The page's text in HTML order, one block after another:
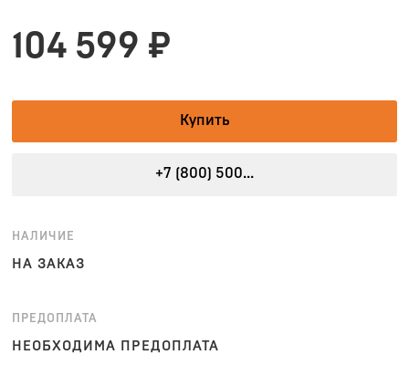
104 599 ₽
Купить
+7 (800) 500...
НАЛИЧИЕ
НА ЗАКАЗ
ПРЕДОПЛАТА
НЕОБХОДИМА ПРЕДОПЛАТА